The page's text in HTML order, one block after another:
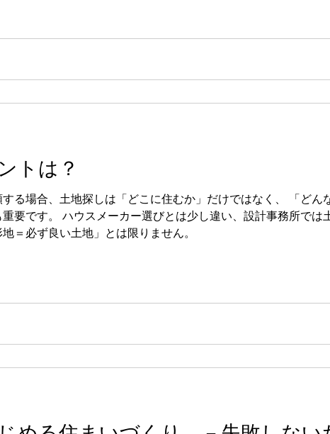
トは？
地探しは「どこに住むか」だけではなく、 「どんな暮らしを実現したいか」
では土地の個性を活かして設計
＝必ず良い土地」とは限りません。